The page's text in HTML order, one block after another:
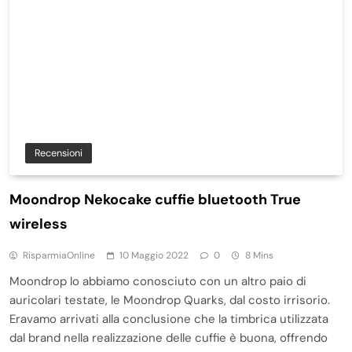
Recensioni
Moondrop Nekocake cuffie bluetooth True
wireless
RisparmiaOnline 10 Maggio 2022 0 8 Mins
Moondrop lo abbiamo conosciuto con un altro paio di
auricolari testate, le Moondrop Quarks, dal costo irrisorio.
Eravamo arrivati alla conclusione che la timbrica utilizzata
dal brand nella realizzazione delle cuffie è buona, offrendo